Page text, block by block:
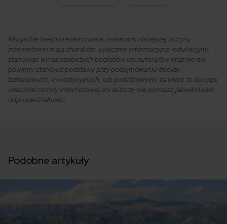
Wszystkie treści prezentowane na łamach niniejszej witryny
internetowej mają charakter wyłącznie informacyjno-edukacyjny,
stanowiąc wyraz osobistych poglądów ich autora/ów oraz nie nie
powinny stanowić podstawy przy podejmowaniu decyzji
biznesowych, inwestycyjnych, lub podatkowych, za które to decyzje
właściciel strony internetowej ani autorzy nie ponoszą jakiejkolwiek
odpowiedzialności.
Podobne artykuły